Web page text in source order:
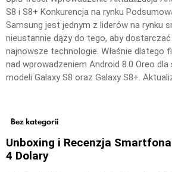
S8 i S8+ Konkurencja na rynku
Samsung jest jednym z liderów na rynku
nieustannie dąży do tego, aby
najnowsze technologie. Właśnie dlatego
nad wprowadzeniem Android 8.0 Oreo
modeli Galaxy S8 oraz Galaxy S8+.
Bez kategorii
Unboxing i Recenzja
4 Dolary